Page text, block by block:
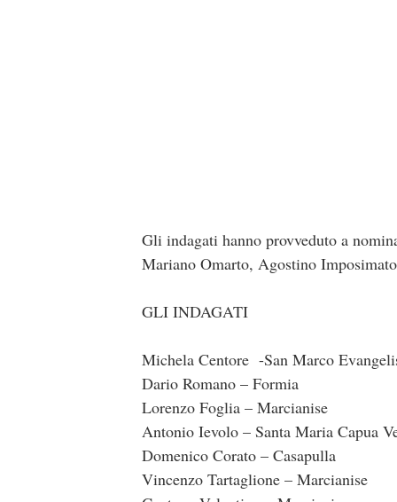
Gli indagati hanno provveduto a
Mariano Omarto, Agostino
GLI INDAGATI
Michela Centore -San Marco
Dario Romano – Formia
Lorenzo Foglia – Marcianise
Antonio Ievolo – Santa Maria Capua
Domenico Corato – Casapulla
Vincenzo Tartaglione – Marcianise